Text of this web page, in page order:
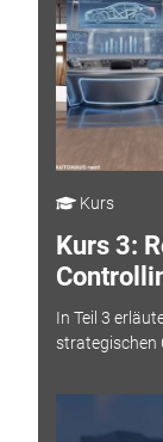
Kurs
Kurs 3:
In Teil 3
strategischen